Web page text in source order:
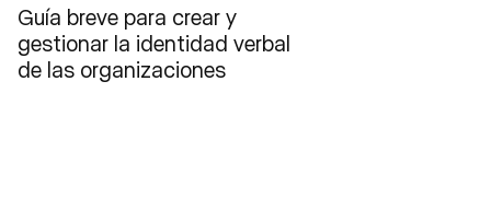
Guía breve para crear y
gestionar la identidad verbal
de las organizaciones